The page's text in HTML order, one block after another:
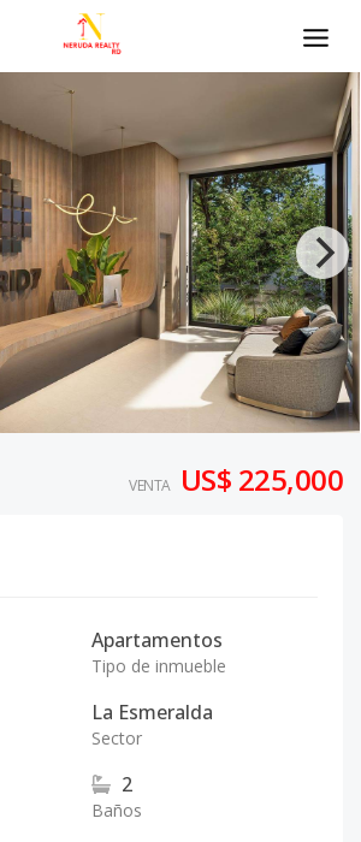
VENTA US$ 225,000
Apartamentos
Tipo de inmueble
La Esmeralda
Sector
2
Baños